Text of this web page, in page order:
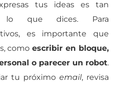
tus ideas es tan
lo que dices. Para
es importante que
comoescribir en bloque,
o parecer un robot.
tu próximo email, revisa